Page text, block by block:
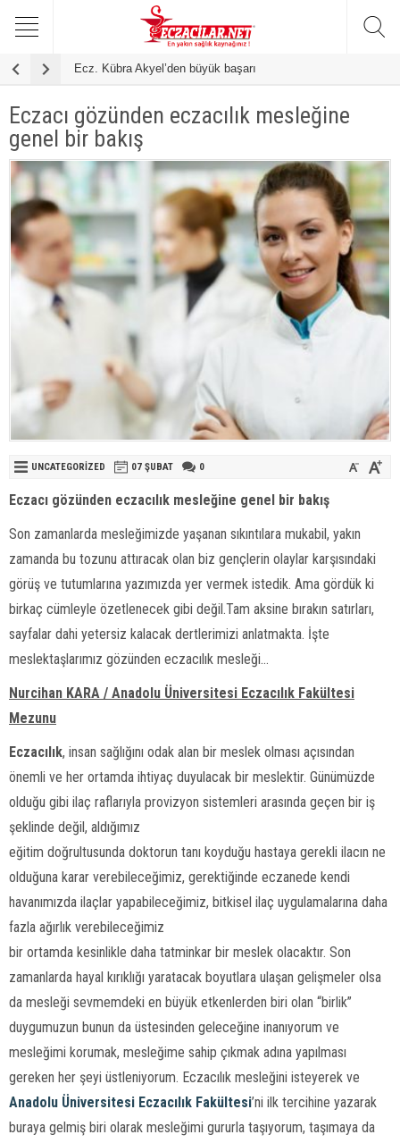
Ecz. Kübra Akyel’den büyük başarı
Eczacı gözünden eczacılık mesleğine
genel bir bakış
UNCATEGORIZED 07 ŞUBAT 0
Eczacı gözünden eczacılık mesleğine genel bir bakış
Son zamanlarda mesleğimizde yaşanan sıkıntılara mukabil, yakın
zamanda bu tozunu attıracak olan biz gençlerin olaylar karşısındaki
görüş ve tutumlarına yazımızda yer vermek istedik. Ama gördük ki
birkaç cümleyle özetlenecek gibi değil.Tam aksine bırakın satırları,
sayfalar dahi yetersiz kalacak dertlerimizi anlatmakta. İşte
meslektaşlarımız gözünden eczacılık mesleği…
Nurcihan KARA / Anadolu Üniversitesi Eczacılık Fakültesi
Mezunu
Eczacılık, insan sağlığını odak alan bir meslek olması açısından
önemli ve her ortamda ihtiyaç duyulacak bir meslektir. Günümüzde
olduğu gibi ilaç raflarıyla provizyon sistemleri arasında geçen bir iş
şeklinde değil, aldığımız
eğitim doğrultusunda doktorun tanı koyduğu hastaya gerekli ilacın ne
olduğuna karar verebileceğimiz, gerektiğinde eczanede kendi
havanımızda ilaçlar yapabileceğimiz, bitkisel ilaç uygulamalarına daha
fazla ağırlık verebileceğimiz
bir ortamda kesinlikle daha tatminkar bir meslek olacaktır. Son
zamanlarda hayal kırıklığı yaratacak boyutlara ulaşan gelişmeler olsa
da mesleği sevmemdeki en büyük etkenlerden biri olan “birlik”
duygumuzun bunun da üstesinden geleceğine inanıyorum ve
mesleğimi korumak, mesleğime sahip çıkmak adına yapılması
gereken her şeyi üstleniyorum. Eczacılık mesleğini isteyerek ve
Anadolu Üniversitesi Eczacılık Fakültesi’ni ilk tercihine yazarak
buraya gelmiş biri olarak mesleğimi gururla taşıyorum, taşımaya da